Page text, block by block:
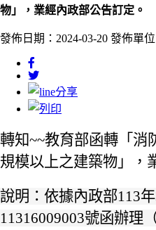
物」，業經內政部公告訂定。
發佈日期：2024-03-20 發佈單
轉知~~教育部函轉「消
規模以上之建築物」，
說明： 依據內政部113
11316009003號函辦理